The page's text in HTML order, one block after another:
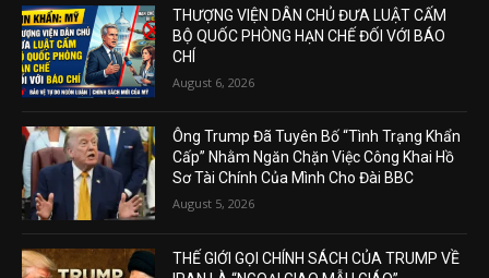
THƯỢNG VIỆN DÂN CHỦ ĐƯA LUẬT CẤM
BỘ QUỐC PHÒNG HẠN CHẾ ĐỐI VỚI BÁO
CHÍ
August 6, 2026
Ông Trump Đã Tuyên Bố “Tình Trạng Khẩn
Cấp” Nhằm Ngăn Chặn Việc Công Khai Hồ
Sơ Tài Chính Của Mình Cho Đài BBC
August 5, 2026
THẾ GIỚI GỌI CHÍNH SÁCH CỦA TRUMP VỀ